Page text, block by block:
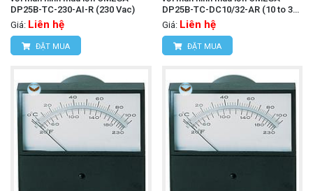
DP25B-TC-230-AI-R (230 Vac)
Giá: Liên hệ
ĐẶT MUA
DP25B-TC-DC10/32-AR (10 to 32
Vdc)
Giá: Liên hệ
ĐẶT MUA